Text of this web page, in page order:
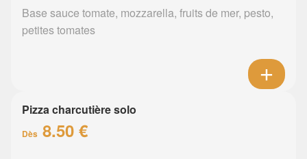
Base sauce tomate, mozzarella, fruits de mer, pesto,
petites tomates
Pizza charcutière solo
Dès 8.50 €